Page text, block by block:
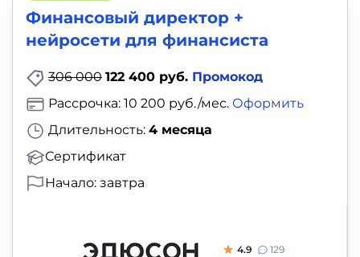
Финансовый директор +
нейросети для финансиста
306 000 122 400 руб. Промокод
Длительность: 4 месяца
Сертификат
Рассрочка: 10 200 руб./мес. Оформить
Начало: завтра
4.9 129